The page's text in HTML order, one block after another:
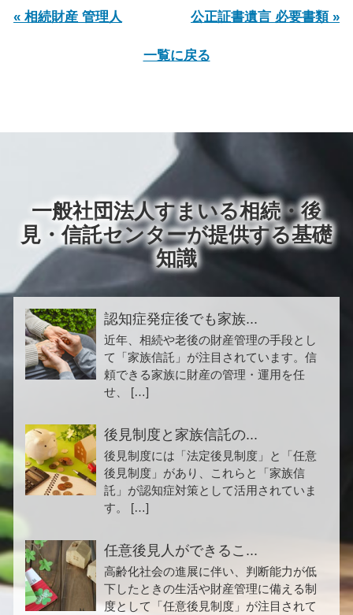
« 相続財産 管理人 公正証書遺言 必要書類 »
一覧に戻る
一般社団法人すまいる相続・後
見・信託センターが提供する基礎
知識
認知症発症後でも家族...
近年、相続や老後の財産管理の手段とし
て「家族信託」が注目されています。信
頼できる家族に財産の管理・運用を任
せ、 […]
後見制度と家族信託の...
後見制度には「法定後見制度」と「任意
後見制度」があり、これらと「家族信
託」が認知症対策として活用されていま
す。 […]
任意後見人ができるこ...
高齢化社会の進展に伴い、判断能力が低
下したときの生活や財産管理に備える制
度として「任意後見制度」が注目されて